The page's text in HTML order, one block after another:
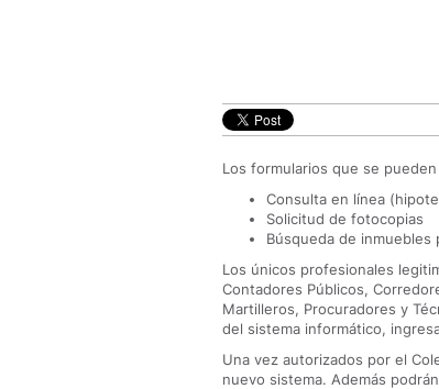
Los formularios que se
Consulta en línea
Solicitud de fotocopias
Búsqueda de inmuebles
Los únicos profesionales
Contadores Públicos,
Martilleros, Procuradores y
del sistema informático,
Una vez autorizados por el
nuevo sistema. Además